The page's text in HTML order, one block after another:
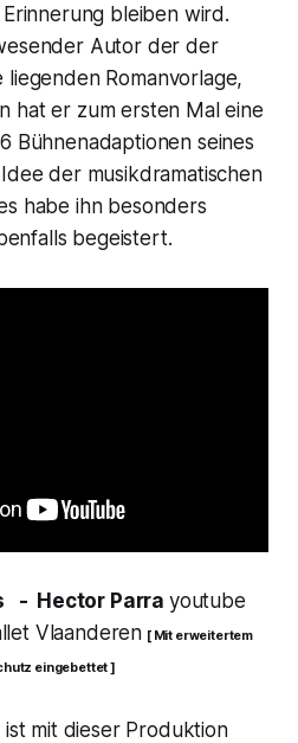
bleiben wird.
Autor der der
Romanvorlage,
hat er zum ersten Mal eine
Bühnenadaptionen seines
der musikdramatischen
habe ihn besonders
begeistert.
- Hector Parra youtube
Vlaanderen [ Mit erweitertem
eingebettet ]
mit dieser Produktion